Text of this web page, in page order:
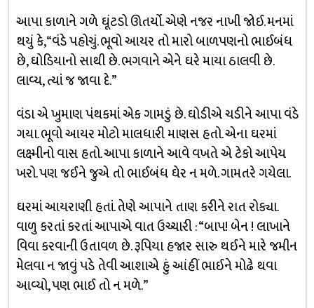
આપા કાળાને ગળે ઘૂંટડો ઊતર્યો. એણે નજર નાખી જોઈ. મનમાં
થયું કે, “વંડે પહોચું. ભૂવો આયર તો મારો બાળપણનો ભાઈબંધ
છે, ઘોડિયાનો સાથી છે. ભગવાને એને ઘરે માયા ઠાલવી છે.
લાવ્ય, ત્યાં જ જાવા દે.”
વંડા એ ખુમાણ પંથકમાં એક ગામડું છે. ઘોડીએ ચડીને આપા વંડે
ગયા. ભૂવો આયર મોટો માલધારી માણસ હતો. એના ઘરમાં
લક્ષ્મીનો વાસ હતો. આપા કાળાને આવે વખતે એ ટેકો આપેય
ખરો. પણ જઈને જુએ તો ભાઈબંધ ઘેર ન મળે. ગામતરે ગયેલા.
ઘરમાં આયરાણી હતાં. તેણે આપાને તાણ કરીને રાત રોક્યા.
વાળુ કરતાં કરતાં આપાએ વાત ઉચ્ચારી : “બાપ! બેન ! લાખાને
વિવા કરવાની ઉતાવળ છે. રૂપિયા હજાર સારુ થઈને મારે જમીન
મેલવા ન જાવું પડે તેવી આશાએ હું આંહીં ભાઈને મોઢે થવા
આવ્યો, પણ ભાઈ તો ન મળે.”